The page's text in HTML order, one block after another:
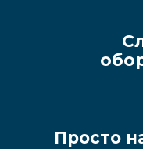
Просто